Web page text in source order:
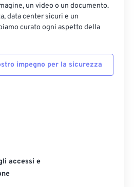
un video o un documento.
data center sicuri e un
curato ogni aspetto della
impegno per la sicurezza
accessi e